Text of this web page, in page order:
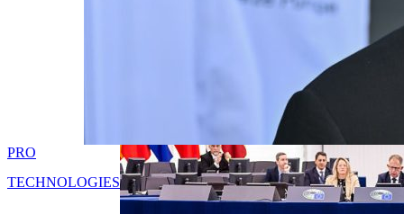
PRO
TECHNOLOGIES